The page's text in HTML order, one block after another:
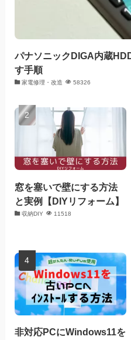
パナソニックDIGA内蔵
す手順
家電修理・改造 58326
窓を塞いで壁にする方法
と実例【DIYリフォーム】
収納DIY 11518
非対応PCにWindows11を